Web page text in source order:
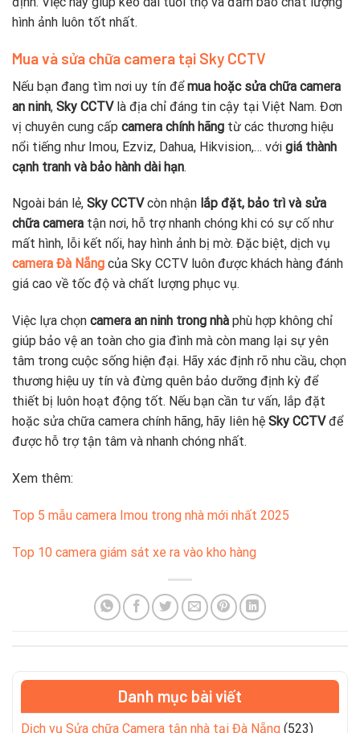
hình ảnh luôn tốt nhất.
Mua và sửa chữa camera tại Sky CCTV
Nếu bạn đang tìm nơi uy tín đểmua hoặc sửa chữa camera
an ninh, Sky CCTVlà địa chỉ đáng tin cậy tại Việt Nam. Đơn
vị chuyên cung cấp camera chính hãng từ các thương hiệu
nổi tiếng như Imou, Ezviz, Dahua, Hikvision,… với giá thành
cạnh tranh và bảo hành dài hạn.
Ngoài bán lẻ, Sky CCTVcòn nhận lắp đặt, bảo trì và sửa
chữa camera tận nơi, hỗ trợ nhanh chóng khi có sự cố như
mất hình, lỗi kết nối, hay hình ảnh bị mờ. Đặc biệt, dịch vụ
camera Đà Nẵng của Sky CCTV luôn được khách hàng đánh
giá cao về tốc độ và chất lượng phục vụ.
Việc lựa chọn camera an ninh trong nhà phù hợp không chỉ
giúp bảo vệ an toàn cho gia đình mà còn mang lại sự yên
tâm trong cuộc sống hiện đại. Hãy xác định rõ nhu cầu, chọn
thương hiệu uy tín và đừng quên bảo dưỡng định kỳ để
thiết bị luôn hoạt động tốt. Nếu bạn cần tư vấn, lắp đặt
hoặc sửa chữa camera chính hãng, hãy liên hệ Sky CCTVđể
được hỗ trợ tận tâm và nhanh chóng nhất.
Xem thêm:
Top 5 mẫu camera Imou trong nhà mới nhất 2025
Top 10 camera giám sát xe ra vào kho hàng
Danh mục bài viết
Dịch vụ Sửa chữa Camera tận nhà tại Đà Nẵng (523)